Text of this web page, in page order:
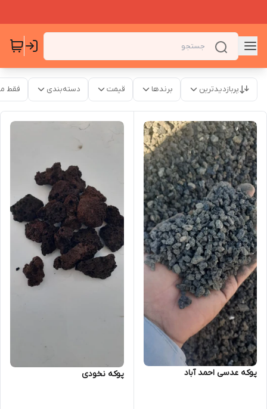
پربازدیدترین برندها قیمت دسته‌بندی فقط
پوکه عدسی احمد آباد پوکه نخودی